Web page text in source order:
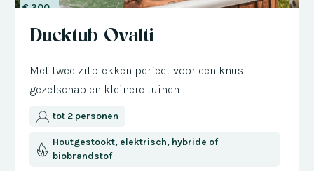
€ 300
Ducktub Ovalti
Met twee zitplekken perfect voor een knus
gezelschap en kleinere tuinen.
tot 2 personen
Houtgestookt, elektrisch, hybride of
biobrandstof